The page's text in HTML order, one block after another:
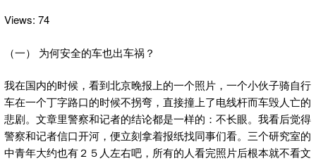
Views: 74
（一） 为何安全的车也出车祸？
我在国内的时候，看到北京晚报上的一个照片，一个小伙子骑自行
车在一个丁字路口的时候不拐弯，直接撞上了电线杆而车毁人亡的
悲剧。文章里警察和记者的结论都是一样的：不长眼。我看后觉得
警察和记者信口开河，便立刻拿着报纸找同事们看。三个研究室的
中青年大约也有２５人左右吧，所有的人看完照片后根本就不看文